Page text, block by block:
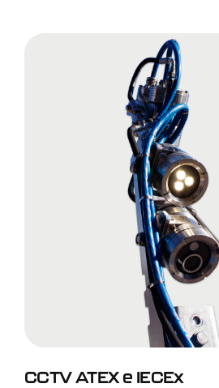
CCTV ATEX e IECEx